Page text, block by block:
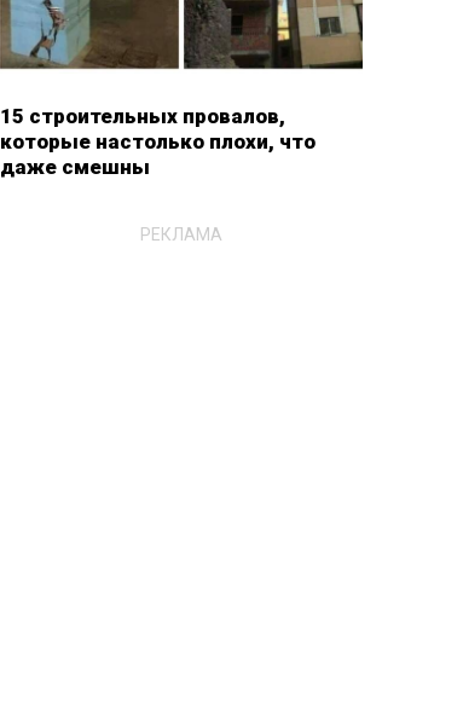
15 строительных провалов,
которые настолько плохи, что
даже смешны
РЕКЛАМА